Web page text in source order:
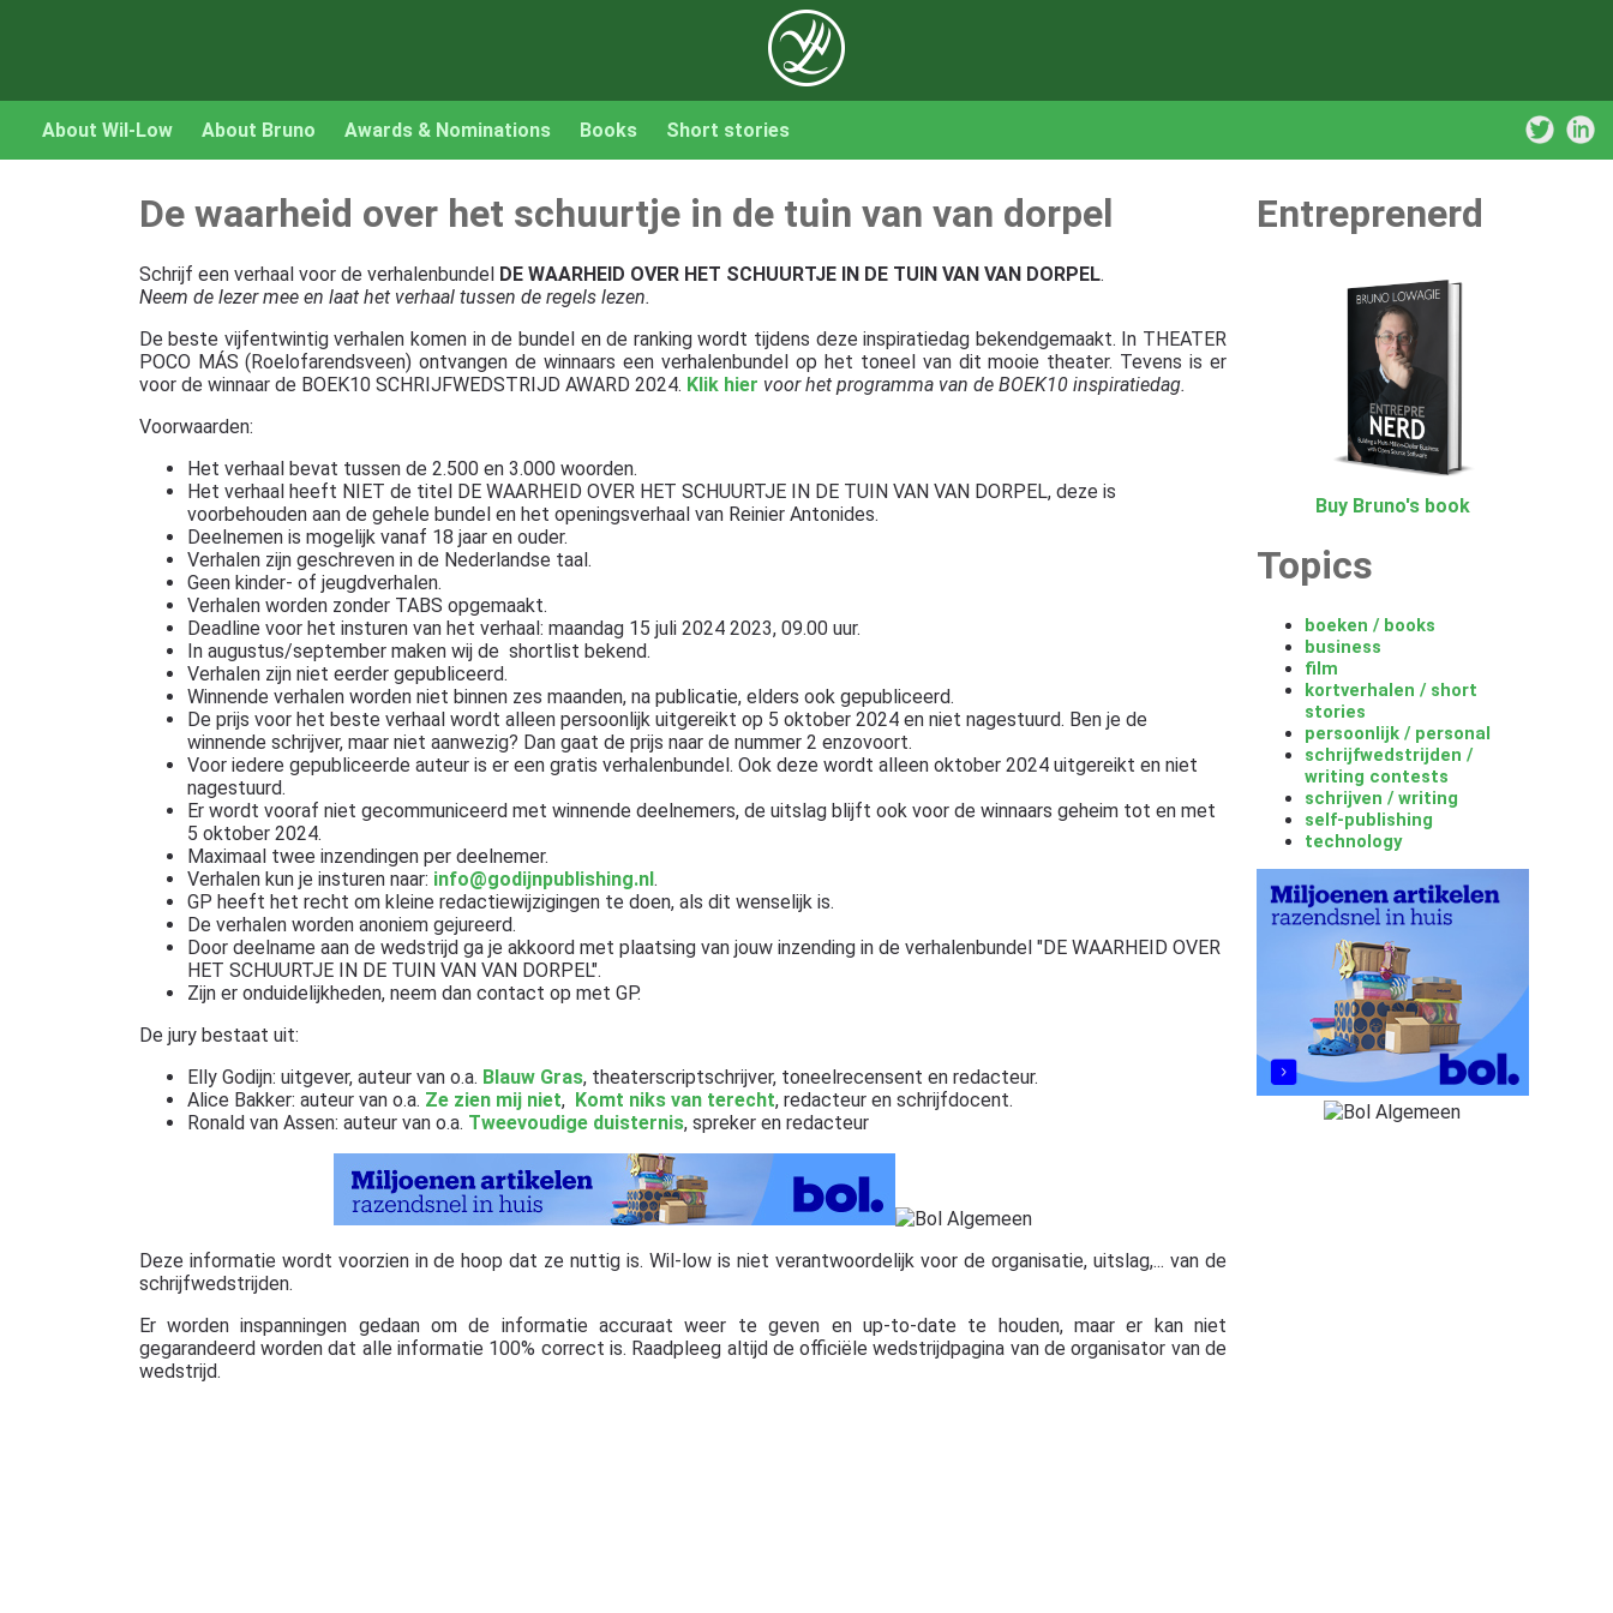
About Wil-Low About Bruno Awards & Nominations Books Short stories
De waarheid over het schuurtje in de tuin van van dorpel
Schrijf een verhaal voor de verhalenbundel DE WAARHEID OVER HET SCHUURTJE IN DE TUIN VAN VAN DORPEL.
Neem de lezer mee en laat het verhaal tussen de regels lezen.
De beste vijfentwintig verhalen komen in de bundel en de ranking wordt tijdens deze inspiratiedag bekendgemaakt. In THEATER
POCO MÁS (Roelofarendsveen) ontvangen de winnaars een verhalenbundel op het toneel van dit mooie theater. Tevens is er
voor de winnaar de BOEK10 SCHRIJFWEDSTRIJD AWARD 2024. Klik hier voor het programma van de BOEK10 inspiratiedag.
Voorwaarden:
Het verhaal bevat tussen de 2.500 en 3.000 woorden.
Het verhaal heeft NIET de titel DE WAARHEID OVER HET SCHUURTJE IN DE TUIN VAN VAN DORPEL, deze is
voorbehouden aan de gehele bundel en het openingsverhaal van Reinier Antonides.
Deelnemen is mogelijk vanaf 18 jaar en ouder.
Verhalen zijn geschreven in de Nederlandse taal.
Geen kinder- of jeugdverhalen.
Verhalen worden zonder TABS opgemaakt.
Deadline voor het insturen van het verhaal: maandag 15 juli 2024 2023, 09.00 uur.
In augustus/september maken wij de shortlist bekend.
Verhalen zijn niet eerder gepubliceerd.
Winnende verhalen worden niet binnen zes maanden, na publicatie, elders ook gepubliceerd.
De prijs voor het beste verhaal wordt alleen persoonlijk uitgereikt op 5 oktober 2024 en niet nagestuurd. Ben je de
winnende schrijver, maar niet aanwezig? Dan gaat de prijs naar de nummer 2 enzovoort.
Voor iedere gepubliceerde auteur is er een gratis verhalenbundel. Ook deze wordt alleen oktober 2024 uitgereikt en niet
nagestuurd.
Er wordt vooraf niet gecommuniceerd met winnende deelnemers, de uitslag blijft ook voor de winnaars geheim tot en met
5 oktober 2024.
Maximaal twee inzendingen per deelnemer.
Verhalen kun je insturen naar: info@godijnpublishing.nl.
GP heeft het recht om kleine redactiewijzigingen te doen, als dit wenselijk is.
De verhalen worden anoniem gejureerd.
Door deelname aan de wedstrijd ga je akkoord met plaatsing van jouw inzending in de verhalenbundel "DE WAARHEID OVER
HET SCHUURTJE IN DE TUIN VAN VAN DORPEL".
Zijn er onduidelijkheden, neem dan contact op met GP.
De jury bestaat uit:
Elly Godijn: uitgever, auteur van o.a. Blauw Gras, theaterscriptschrijver, toneelrecensent en redacteur.
Alice Bakker: auteur van o.a. Ze zien mij niet, Komt niks van terecht, redacteur en schrijfdocent.
Ronald van Assen: auteur van o.a. Tweevoudige duisternis, spreker en redacteur
Deze informatie wordt voorzien in de hoop dat ze nuttig is. Wil-low is niet verantwoordelijk voor de organisatie, uitslag,... van de
schrijfwedstrijden.
Er worden inspanningen gedaan om de informatie accuraat weer te geven en up-to-date te houden, maar er kan niet
gegarandeerd worden dat alle informatie 100% correct is. Raadpleeg altijd de officiële wedstrijdpagina van de organisator van de
wedstrijd.
Entreprenerd
Buy Bruno's book
Topics
boeken / books
business
film
kortverhalen / short
stories
persoonlijk / personal
schrijfwedstrijden /
writing contests
schrijven / writing
self-publishing
technology